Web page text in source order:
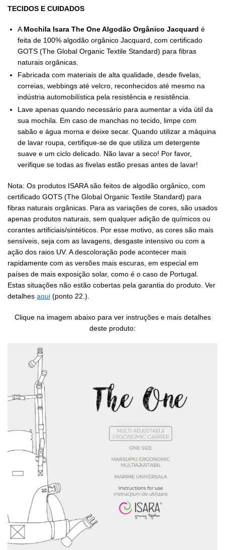
TECIDOS E CUIDADOS
AMochila Isara The One Algodão Orgânico Jacquard é
feita de 100% algodão orgânico Jacquard, com certificado
GOTS (The Global Organic Textile Standard) para fibras
naturais orgânicas.
Fabricada com materiais de alta qualidade, desde fivelas,
correias, webbings até velcro, reconhecidos até mesmo na
indústria automobilística pela resistência e resistência.
Lave apenas quando necessário para aumentar a vida útil da
sua mochila. Em caso de manchas no tecido, limpe com
sabão e água morna e deixe secar. Quando utilizar a máquina
de lavar roupa, certifique-se de que utiliza um detergente
suave e um ciclo delicado. Não lavar a seco! Por favor,
verifique se todas as fivelas estão presas antes de lavar!
Nota: Os produtos ISARA são feitos de algodão orgânico, com
certificado GOTS (The Global Organic Textile Standard) para
fibras naturais orgânicas. Para as variações de cores, são usados
apenas produtos naturais, sem qualquer adição de químicos ou
corantes artificiais/sintéticos. Por esse motivo, as cores são mais
sensíveis, seja com as lavagens, desgaste intensivo ou com a
ação dos raios UV. A descoloração pode acontecer mais
rapidamente com as versões mais escuras, em especial em
países de mais exposição solar, como é o caso de Portugal.
Estas situações não estão cobertas pela garantia do produto. Ver
detalhes aqui (ponto 22.).
Clique na imagem abaixo para ver instruções e mais detalhes
deste produto: